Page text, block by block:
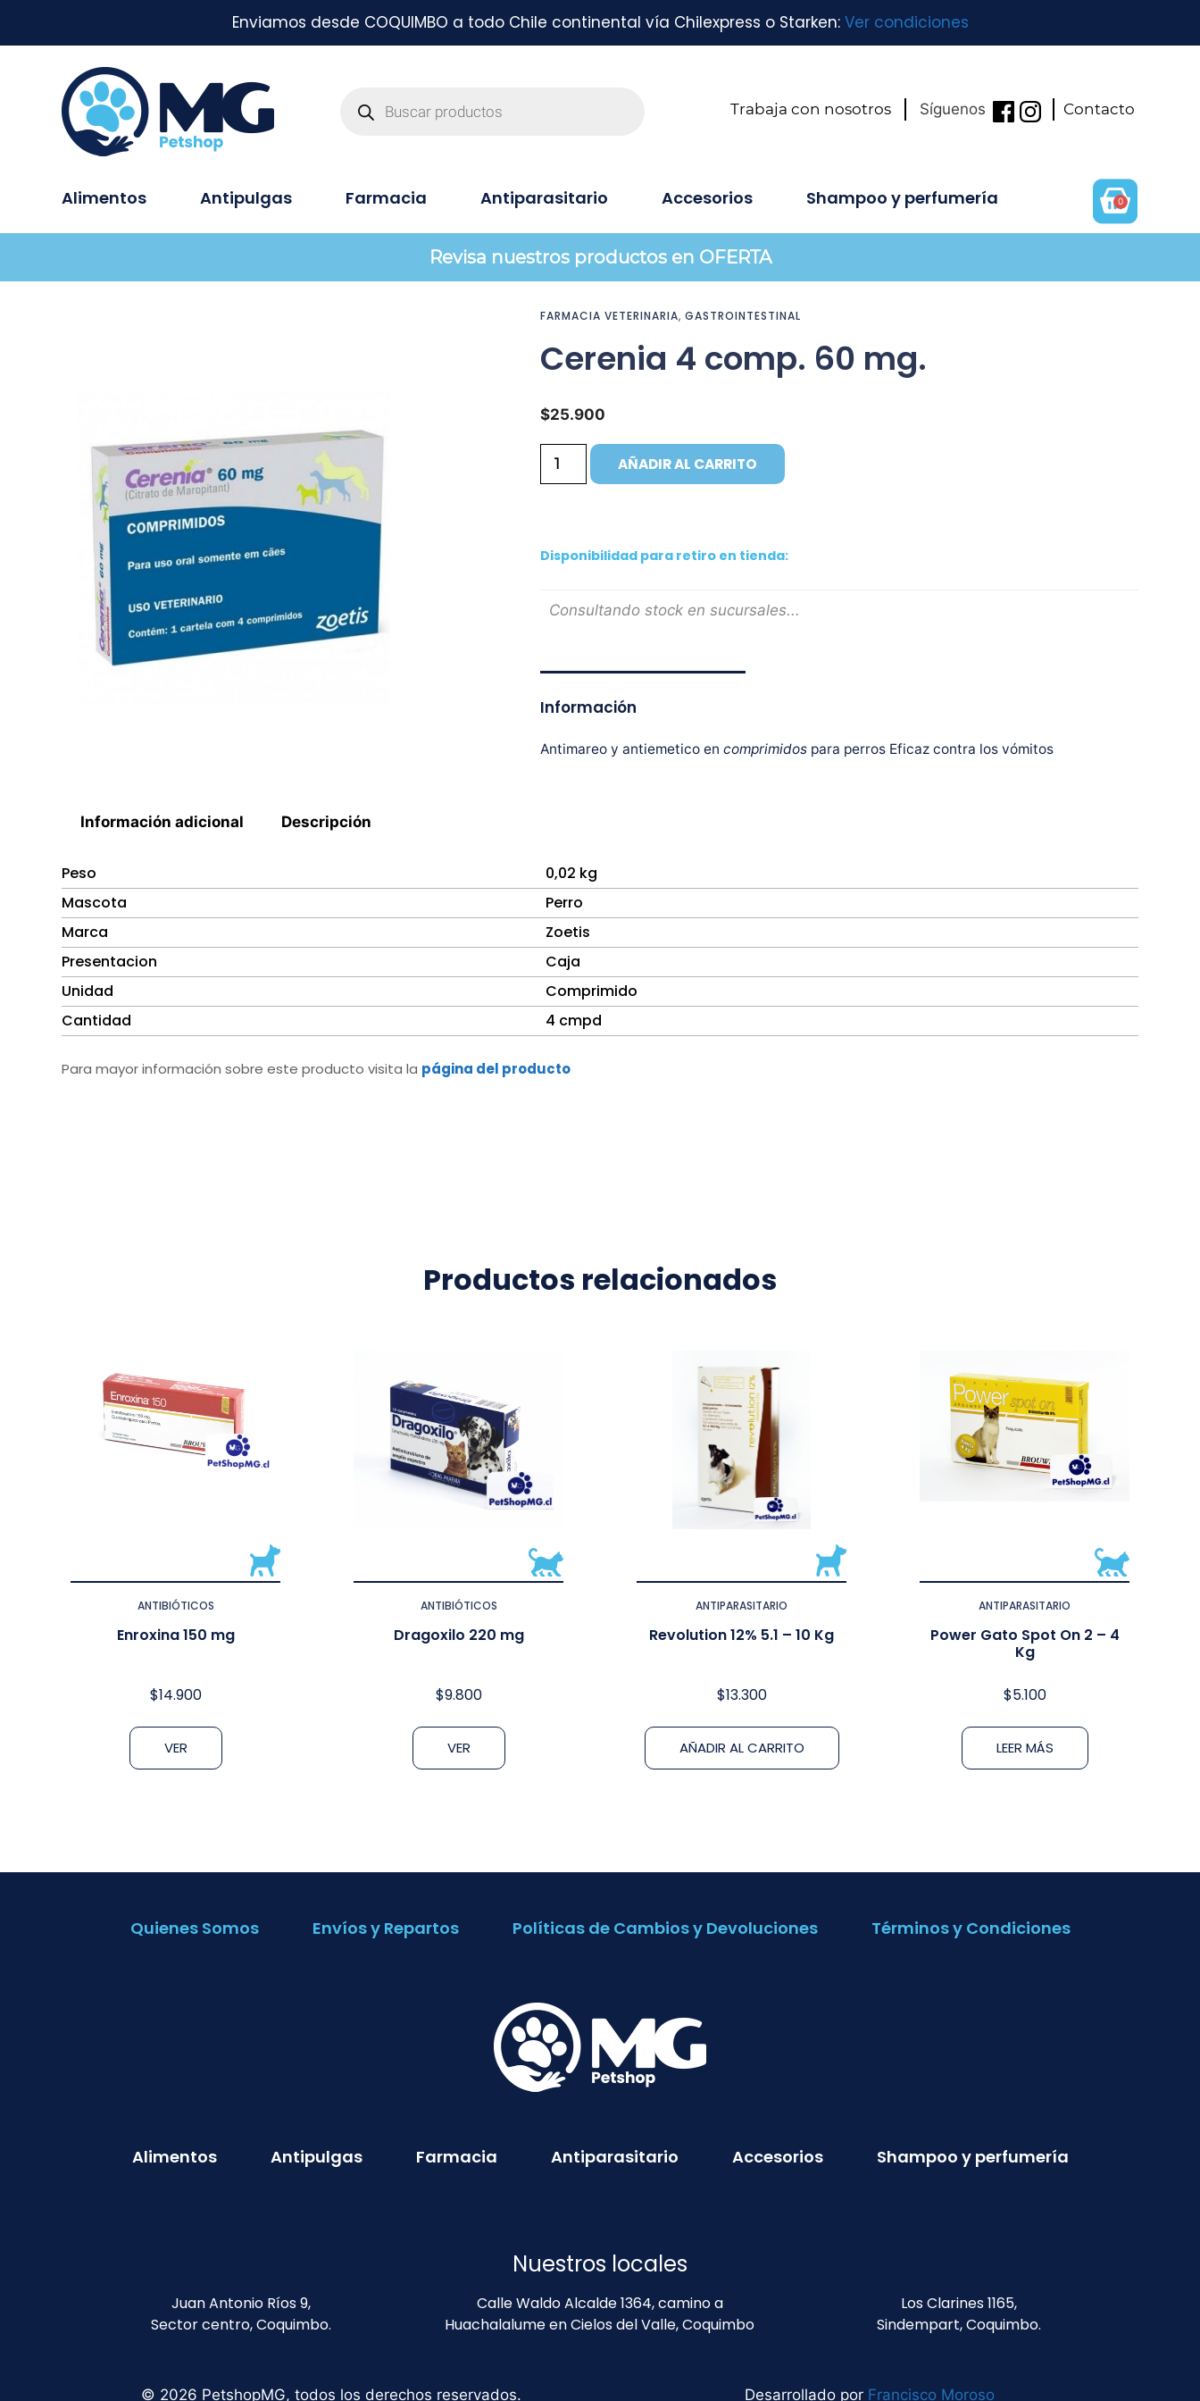
Enviamos desde COQUIMBO a todo Chile continental vía Chilexpress o Starken: Ver condiciones
Trabaja con nosotros Síguenos Contacto
Alimentos Antipulgas Farmacia Antiparasitario Accesorios Shampoo y perfumería 0
Revisa nuestros productos en OFERTA
FARMACIA VETERINARIA, GASTROINTESTINAL
Cerenia 4 comp. 60 mg.
$25.900
AÑADIR AL CARRITO
Disponibilidad para retiro en tienda:
Consultando stock en sucursales...
Información
Antimareo y antiemetico en comprimidospara perros Eficaz contra los vómitos
Información adicional Descripción
Peso
0,02 kg
Mascota
Perro
Marca
Zoetis
Presentacion
Caja
Unidad
Comprimido
Cantidad
4 cmpd
Para mayor información sobre este producto visita la página del producto
Productos relacionados
ANTIBIÓTICOS
Enroxina 150 mg
$14.900
VER
ANTIBIÓTICOS
Dragoxilo 220 mg
$9.800
VER
ANTIPARASITARIO
Revolution 12% 5.1 – 10 Kg
$13.300
AÑADIR AL CARRITO
ANTIPARASITARIO
Power Gato Spot On 2 – 4
Kg
$5.100
LEER MÁS
Quienes Somos Envíos y Repartos Políticas de Cambios y Devoluciones Términos y Condiciones
Alimentos Antipulgas Farmacia Antiparasitario Accesorios Shampoo y perfumería
Nuestros locales
Juan Antonio Ríos 9,
Sector centro, Coquimbo.
Calle Waldo Alcalde 1364, camino a
Huachalalume en Cielos del Valle, Coquimbo
Los Clarines 1165,
Sindempart, Coquimbo.
© 2026 PetshopMG, todos los derechos reservados. Desarrollado por Francisco Moroso